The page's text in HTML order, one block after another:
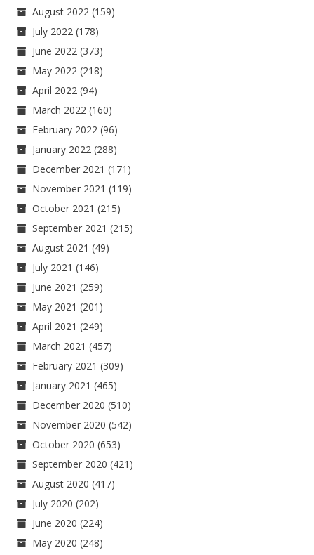
August 2022 (159)
July 2022 (178)
June 2022 (373)
May 2022 (218)
April 2022 (94)
March 2022 (160)
February 2022 (96)
January 2022 (288)
December 2021 (171)
November 2021 (119)
October 2021 (215)
September 2021 (215)
August 2021 (49)
July 2021 (146)
June 2021 (259)
May 2021 (201)
April 2021 (249)
March 2021 (457)
February 2021 (309)
January 2021 (465)
December 2020 (510)
November 2020 (542)
October 2020 (653)
September 2020 (421)
August 2020 (417)
July 2020 (202)
June 2020 (224)
May 2020 (248)